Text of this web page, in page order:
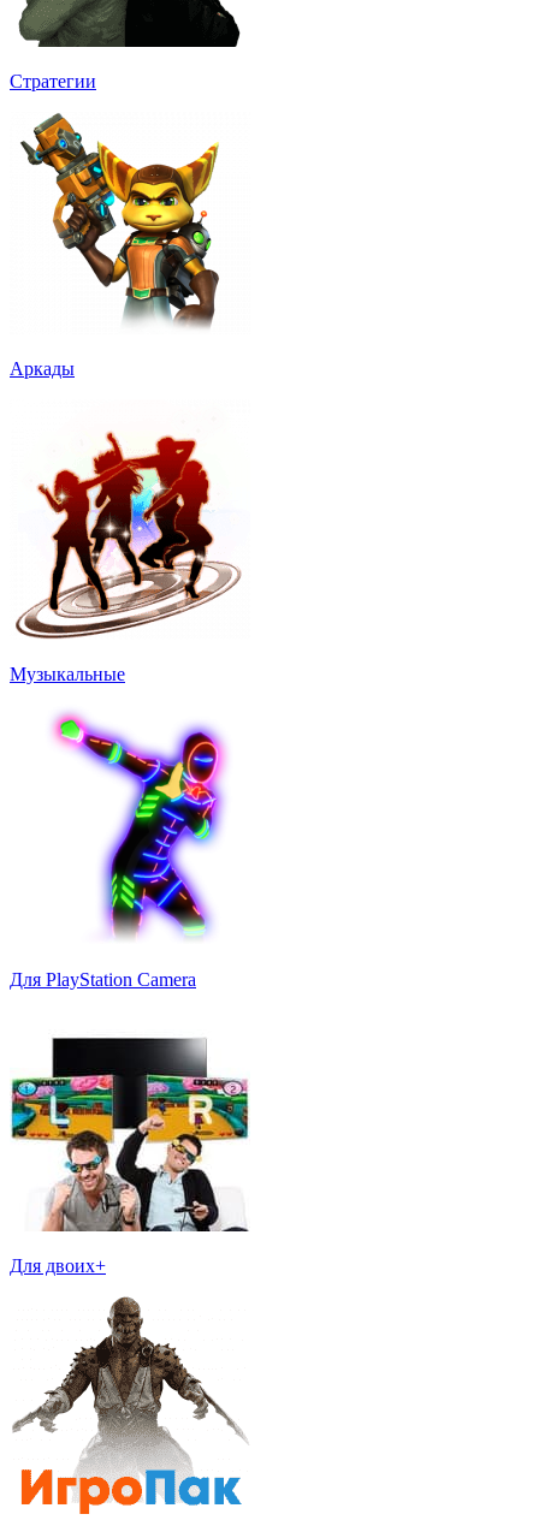
Стратегии
Аркады
Музыкальные
Для PlayStation Camera
Для двоих+